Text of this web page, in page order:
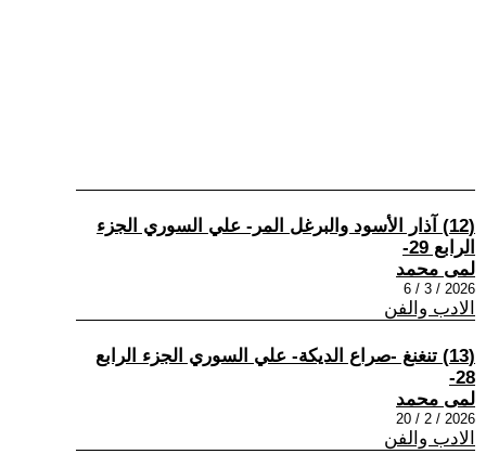
(12) آذار الأسود والبرغل المر- علي السوري الجزء
الرابع 29-
لمى محمد
2026 / 3 / 6
الادب والفن
(13) تنغنغ -صراع الديكة- علي السوري الجزء الرابع
28-
لمى محمد
2026 / 2 / 20
الادب والفن